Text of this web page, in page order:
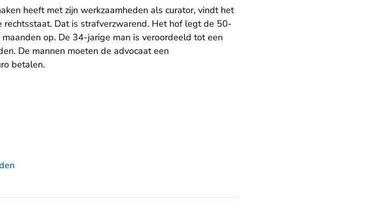
heeft met zijn werkzaamheden als curator, vindt het
Dat is strafverzwarend. Het hof legt de 50-
op. De 34-jarige man is veroordeeld tot een
De mannen moeten de advocaat een
betalen.